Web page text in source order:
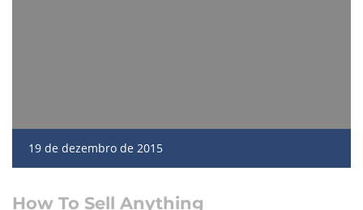
19 de dezembro de 2015
How To Sell Anything